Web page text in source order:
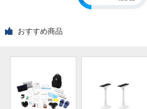
おすすめ商品